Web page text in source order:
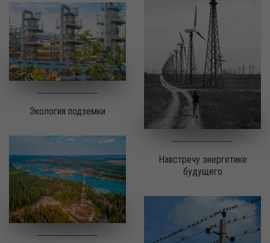
Экология подземки
Навстречу энергетике
будущего